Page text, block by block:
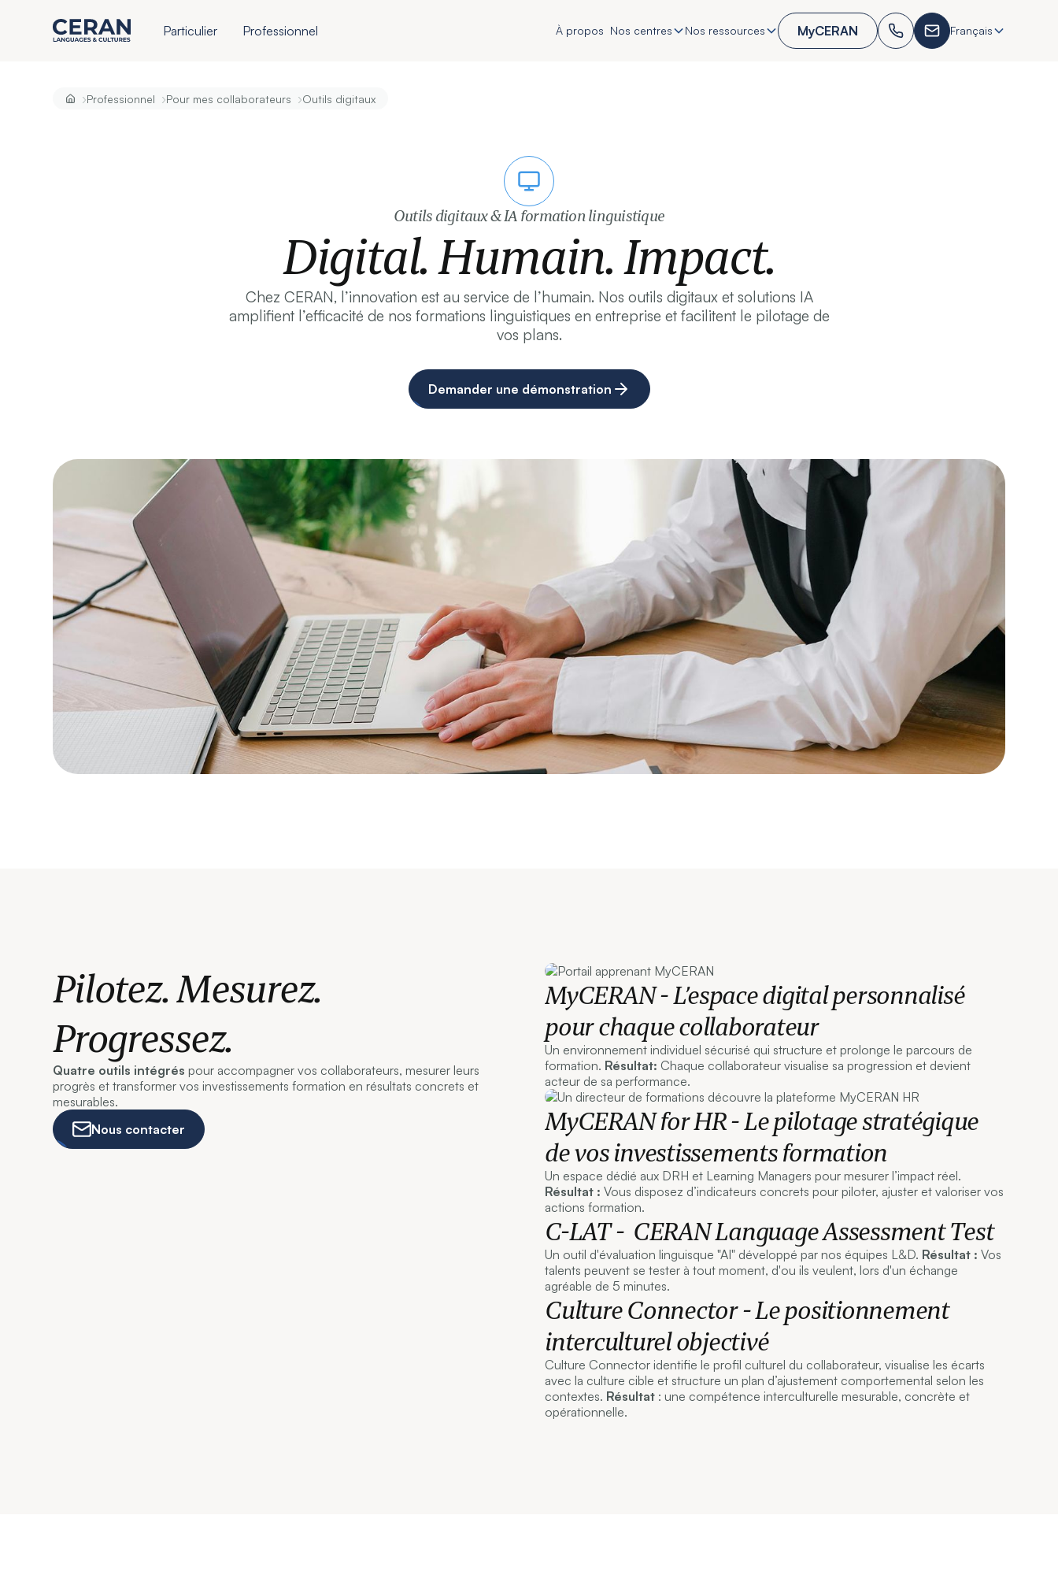
Particulier Professionnel À propos Nos centres Nos ressources MyCERAN Français
›Professionnel ›Pour mes collaborateurs ›Outils digitaux
Outils digitaux & IA formation linguistique
Digital. Humain. Impact.
Chez CERAN, l’innovation est au service de l’humain. Nos outils digitaux et solutions IA
amplifient l’efficacité de nos formations linguistiques en entreprise et facilitent le pilotage de
vos plans.
Demander une démonstration
Pilotez. Mesurez.
Progressez.
Quatre outils intégrés pour accompagner vos collaborateurs, mesurer leurs
progrès et transformer vos investissements formation en résultats concrets et
mesurables.
Nous contacter
MyCERAN - L’espace digital personnalisé
pour chaque collaborateur
Un environnement individuel sécurisé qui structure et prolonge le parcours de
formation. Résultat: Chaque collaborateur visualise sa progression et devient
acteur de sa performance.
MyCERAN for HR - Le pilotage stratégique
de vos investissements formation
Un espace dédié aux DRH et Learning Managers pour mesurer l’impact réel.
Résultat : Vous disposez d’indicateurs concrets pour piloter, ajuster et valoriser vos
actions formation.
C-LAT - CERAN Language Assessment Test
Un outil d'évaluation linguisque "AI" développé par nos équipes L&D. Résultat : Vos
talents peuvent se tester à tout moment, d'ou ils veulent, lors d'un échange
agréable de 5 minutes.
Culture Connector - Le positionnement
interculturel objectivé
Culture Connector identifie le profil culturel du collaborateur, visualise les écarts
avec la culture cible et structure un plan d’ajustement comportemental selon les
contextes. Résultat : une compétence interculturelle mesurable, concrète et
opérationnelle.